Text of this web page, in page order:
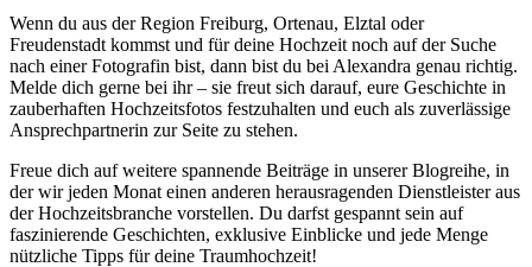
Wenn du aus der Region Freiburg, Ortenau, Elztal oder
Freudenstadt kommst und für deine Hochzeit noch auf der Suche
nach einer Fotografin bist, dann bist du bei Alexandra genau richtig.
Melde dich gerne bei ihr – sie freut sich darauf, eure Geschichte in
zauberhaften Hochzeitsfotos festzuhalten und euch als zuverlässige
Ansprechpartnerin zur Seite zu stehen.
Freue dich auf weitere spannende Beiträge in unserer Blogreihe, in
der wir jeden Monat einen anderen herausragenden Dienstleister aus
der Hochzeitsbranche vorstellen. Du darfst gespannt sein auf
faszinierende Geschichten, exklusive Einblicke und jede Menge
nützliche Tipps für deine Traumhochzeit!